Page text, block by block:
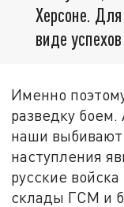
Херсоне.
виде
Именно
разведку боем.
наши выбивают
наступления
русские
склады ГСМ и